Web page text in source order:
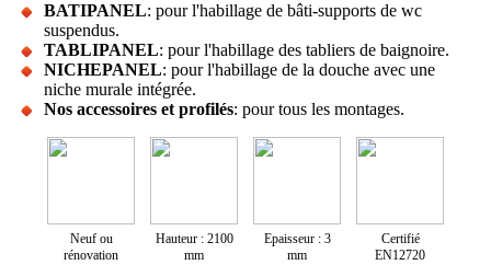
BATIPANEL: pour l'habillage de bâti-supports de wc
suspendus.
TABLIPANEL: pour l'habillage des tabliers de baignoire.
NICHEPANEL: pour l'habillage de la douche avec une
niche murale intégrée.
Nos accessoires et profilés: pour tous les montages.
Neuf ou
rénovation
Hauteur : 2100
mm
Epaisseur : 3
mm
Certifié
EN12720